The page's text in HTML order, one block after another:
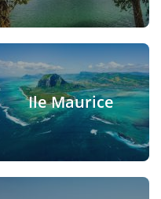
Ile Maurice